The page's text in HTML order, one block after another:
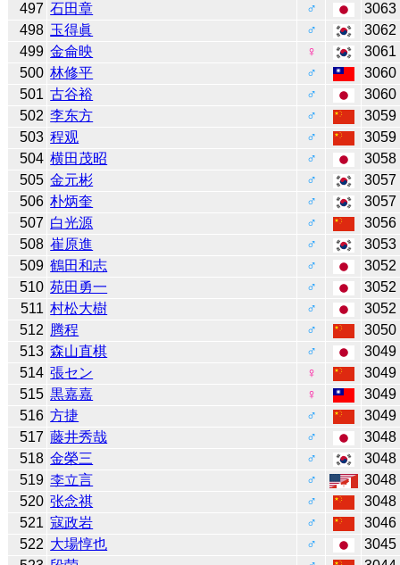
497 石田章 ♂
3063
498 玉得眞 ♂
3062
499 金侖映 ♀
3061
500 林修平 ♂
3060
501 古谷裕 ♂
3060
502 李东方 ♂
3059
503 程观 ♂
3059
504 横田茂昭 ♂
3058
505 金元彬 ♂
3057
506 朴炳奎 ♂
3057
507 白光源 ♂
3056
508 崔原進 ♂
3053
509 鶴田和志 ♂
3052
510 苑田勇一 ♂
3052
511 村松大樹 ♂
3052
512 腾程 ♂
3050
513 森山直棋 ♂
3049
514 張セン ♀
3049
515 黒嘉嘉 ♀
3049
516 方捷 ♂
3049
517 藤井秀哉 ♂
3048
518 金榮三 ♂
3048
519 李立言 ♂
3048
520 张念祺 ♂
3048
521 寇政岩 ♂
3046
522 大場惇也 ♂
3045